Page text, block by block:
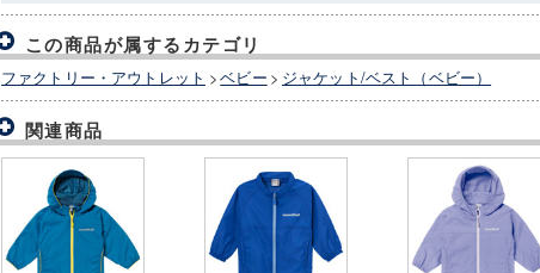
この商品が属するカテゴリ
ファクトリー・アウトレット >ベビー > ジャケット/ベスト（ベビー）
関連商品